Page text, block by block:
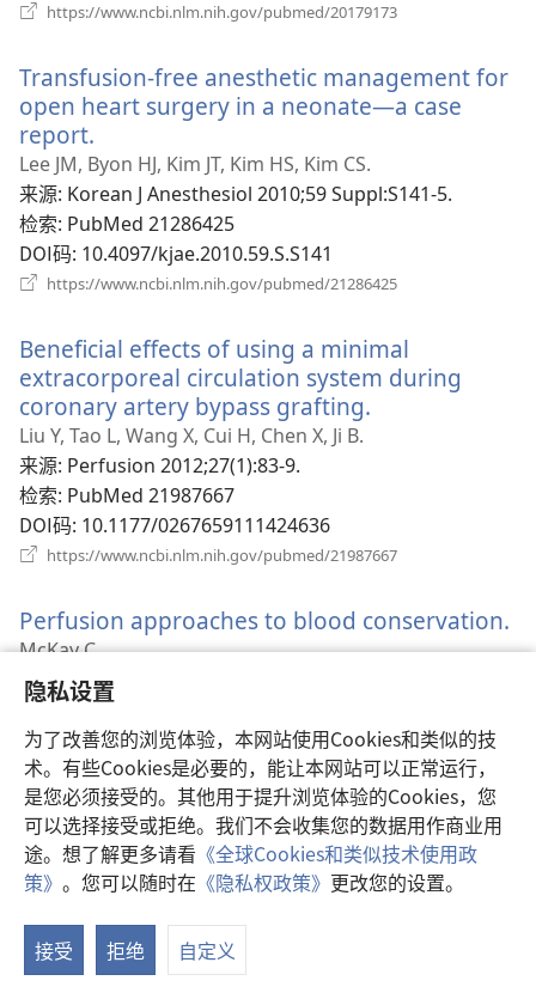
隐私设置
为了改善您的浏览体验，本网站使用Cookies和类似的技
术。有些Cookies是必要的，能让本网站可以正常运行，
是您必须接受的。其他用于提升浏览体验的Cookies，您
可以选择接受或拒绝。我们不会收集您的数据用作商业用
途。想了解更多请看 《全球Cookies和类似技术使用政
策》 。您可以随时在 《隐私权政策》 更改您的设置。
接受 拒绝 自定义
https://www.ncbi.nlm.nih.gov/pubmed/20179173
窗
口）
Transfusion-free anesthetic management for
open heart surgery in a neonate—a case
report.
开
新
窗
口）
Lee JM, Byon HJ, Kim JT, Kim HS, Kim CS.
来源‎: Korean J Anesthesiol 2010;59 Suppl:S141-5.
检索‎: PubMed 21286425
DOI码‎: 10.4097/kjae.2010.59.S.S141
https://www.ncbi.nlm.nih.gov/pubmed/21286425
窗
口）
Beneficial effects of using a minimal
extracorporeal circulation system during
coronary artery bypass grafting.
Liu Y, Tao L, Wang X, Cui H, Chen X, Ji B.
来源‎: Perfusion 2012;27(1):83-9.
检索‎: PubMed 21987667
DOI码‎: 10.1177/0267659111424636
https://www.ncbi.nlm.nih.gov/pubmed/21987667
窗
Perfusion approaches to blood conservation.
开
McKay C.
来源‎: Semin Cardiothorac Vasc Anesth 2007;11(4):252-
5.
检索‎: PubMed 18270187
DOI码‎: 10.1177/1089253207311158
https://www.ncbi.nlm.nih.gov/pubmed/18270187（打
开
新
窗
口）
Minimized extracorporeal circulation system
in coronary artery bypass surgery: a 10-year
single-center experience with 2243 patients.
Puehler T, Haneya A, Philipp A, Zausig YA, Kobuch R,
Diez C, Birnbaum DE, Schmid C.